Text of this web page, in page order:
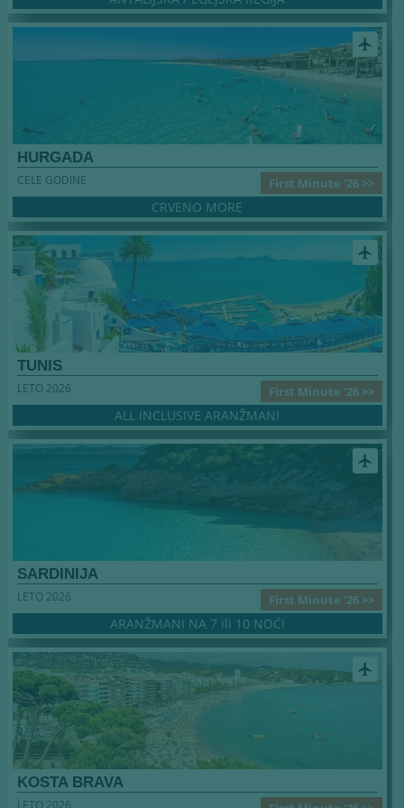
airplanemode_active
HURGADA
First Minute '26 >>
CELE GODINE
CRVENO MORE
airplanemode_active
TUNIS
First Minute '26 >>
LETO 2026
ALL INCLUSIVE ARANŽMANI
airplanemode_active
SARDINIJA
First Minute '26 >>
LETO 2026
ARANŽMANI NA 7 ili 10 NOĆI
airplanemode_active
KOSTA BRAVA
LETO 2026